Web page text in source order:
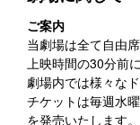
ご案内
当劇場は全て自由席
上映時間の30分前
劇場内では様々な
チケットは毎週水
を発売いたします。